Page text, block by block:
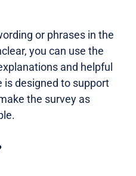
or phrases in the
you can use the
and helpful
is designed to support
the survey as